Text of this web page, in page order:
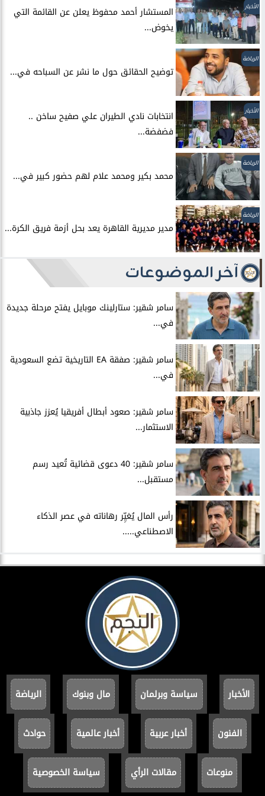
الأخبار
المستشار أحمد محفوظ يعلن عن القائمة التي
يخوض...
الرياضة
توضيح الحقائق حول ما نشر عن السباحه في...
الأخبار
انتخابات نادي الطيران علي صفيح ساخن ..
فضفضة...
الرياضة
محمد بكير ومحمد علام لهم حضور كبير في...
الرياضة
مدير مديرية القاهرة يعد بحل أزمة فريق الكرة...
آخر الموضوعات
سامر شقير: ستارلينك موبايل يفتح مرحلة جديدة
في...
سامر شقير: صفقة EA التاريخية تضع السعودية
في...
سامر شقير: صعود أبطال أفريقيا يُعزز جاذبية
الاستثمار...
سامر شقير: 40 دعوى قضائية تُعيد رسم
مستقبل...
رأس المال يُغيِّر رهاناته في عصر الذكاء
الاصطناعي.....
الأخبار سياسة وبرلمان مال وبنوك الرياضة
الفنون أخبار عربية أخبار عالمية حوادث
منوعات مقالات الرأي سياسة الخصوصية